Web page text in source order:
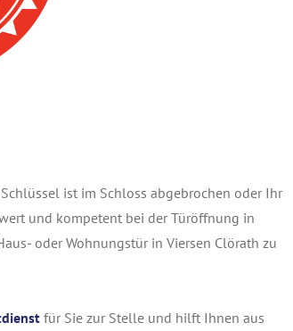
ist im Schloss abgebrochen oder Ihr
und kompetent bei der Türöffnung in
oder Wohnungstür in Viersen Clörath zu
für Sie zur Stelle und hilft Ihnen aus